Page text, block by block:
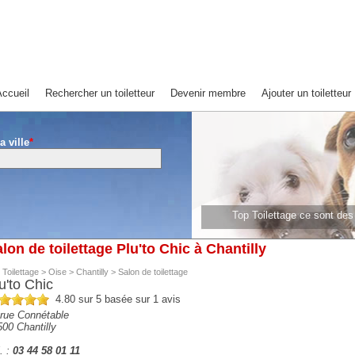
Rechercher un toiletteur Devenir membre Ajouter un toiletteur
ville*
Top Toilettage ce sont
Top Toilettage ce sont
de toilettage Plu'to Chic à Chantilly
Toilettage> Oise> Chantilly> Salon de toilettage
Chic
4.80sur 5 basée sur 1avis
Connétable
Chantilly
: 03 44 58 01 11